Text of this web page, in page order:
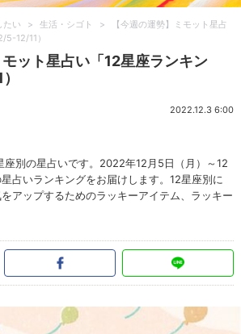
たい > 生活・シゴト >
【今週の運勢】ミモット星占
5-12/11）
モット星占い「12星座ランキン
2022.12.3 6:00
別の星占いです。2022年12月5日（月）～12
占いランキングをお届けします。12星座別に
をアップするためのラッキーアイテム、ラッキー